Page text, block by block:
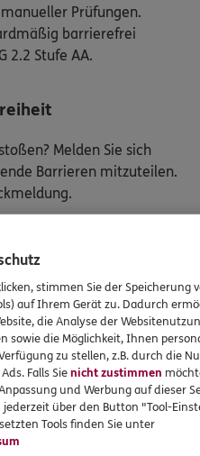
Prüfungen.
barrierefrei
2.2 Stufe AA.
Melden Sie sich
Barrieren mitzuteilen.
Kopieren Sie hierzu
Ihres Browsers.
mit einem
Service, der Ihnen
hat, an:
E-Mail-Adresse nur
„Barrierefreiheit“
stimmen Sie der Speicherung
auf Ihrem Gerät zu. Dadurch
die Analyse der
sowie die Möglichkeit, Ihnen
zu stellen, z.B. durch die
Falls Sienicht zustimmen
und Werbung auf dieser
über den Button "Tool-
Tools finden Sie unter